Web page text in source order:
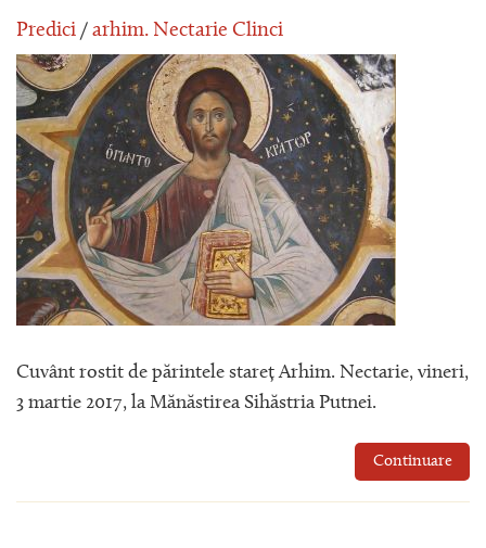
Predici / arhim. Nectarie Clinci
Cuvânt rostit de părintele stareț Arhim. Nectarie, vineri,
3 martie 2017, la Mănăstirea Sihăstria Putnei.
Continuare